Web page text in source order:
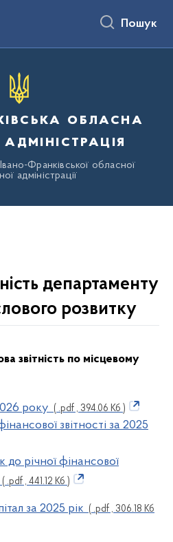
Пошук
обласна
Франківської обласної
адміністрації
департаменту
розвитку
звітність по місцевому
року ( .pdf , 394.06 Кб )
звітності за 2025
річної фінансової
( .pdf , 441.12 Кб )
за 2025 рік ( .pdf , 306.18 Кб